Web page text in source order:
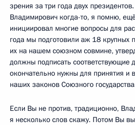
зрения за три года двух
Владимирович когда-то, я помню,
инициировал многие вопросы для
года мы подготовили аж 18 крупных
их на нашем союзном совмине,
должны подписать соответствующие
окончательно нужны для принятия и
наших законов Союзного
Если Вы не против, традиционно,
я несколько слов скажу. Потом Вы